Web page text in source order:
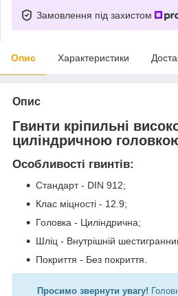
Замовлення під захистом
Опис Характеристики
Опис
Гвинти кріпильні
циліндричною
Особливості гвинтів:
Стандарт - DIN 912;
Клас міцності - 12.9;
Головка - Циліндрична;
Шліц - Внутрішній
Покриття - Без покриття.
Просимо звернути увагу!